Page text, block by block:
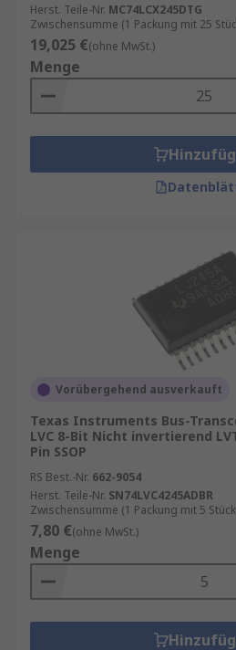
Herst. Teile-Nr. MC74LCX245DTG
Zwischensumme (1 Packung mit 25
19,025 €(ohne MwSt.)
Menge
Vorübergehend ausverkauft
Texas Instruments Bus-
LVC 8-Bit Nicht invertierend
Pin SSOP
RS Best.-Nr. 662-9054
Herst. Teile-Nr. SN74LVC4245ADBR
Zwischensumme (1 Packung mit 5
7,80 €(ohne MwSt.)
Menge